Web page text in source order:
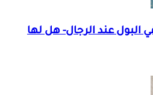
البول عند الرجال- هل لها